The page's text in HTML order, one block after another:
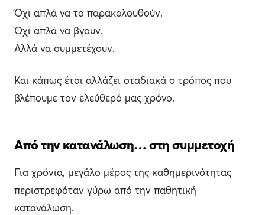
Όχι απλά να το παρακολουθούν.
Όχι απλά να βγουν.
Αλλά να συμμετέχουν.
Και κάπως έτσι αλλάζει σταδιακά ο τρόπος που
βλέπουμε τον ελεύθερό μας χρόνο.
Από την κατανάλωση… στη συμμετοχή
Για χρόνια, μεγάλο μέρος της καθημερινότητας
περιστρεφόταν γύρω από την παθητική
κατανάλωση.